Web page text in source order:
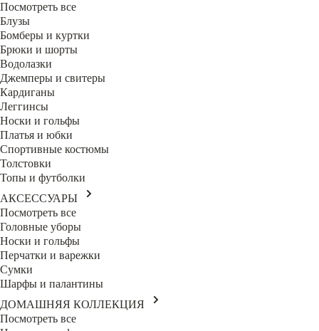
Посмотреть все
Блузы
Бомберы и куртки
Брюки и шорты
Водолазки
Джемперы и свитеры
Кардиганы
Леггинсы
Носки и гольфы
Платья и юбки
Спортивные костюмы
Толстовки
Топы и футболки
АКСЕССУАРЫ
Посмотреть все
Головные уборы
Носки и гольфы
Перчатки и варежки
Сумки
Шарфы и палантины
ДОМАШНЯЯ КОЛЛЕКЦИЯ
Посмотреть все